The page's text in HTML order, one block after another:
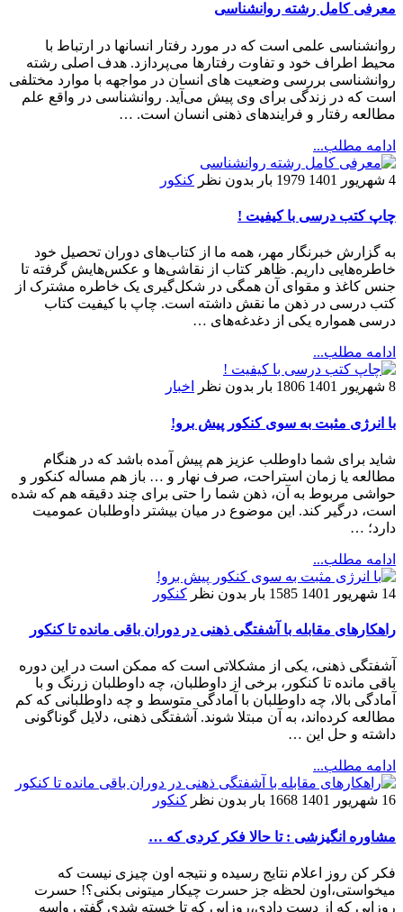
معرفی کامل رشته روانشناسی
روانشناسی علمی است که در مورد رفتار انسانها در ارتباط با
محیط اطراف خود و تفاوت رفتارها می‌پردازد. هدف اصلی رشته
روانشناسی بررسی وضعیت های انسان در مواجهه با موارد مختلفی
است که در زندگی برای وی پیش می‌آید. روانشناسی در واقع علم
مطالعه رفتار و فرایندهای ذهنی انسان است. …
ادامه مطلب...
4 شهریور 1401 1979 بار بدون نظر کنکور
چاپ کتب درسی با کیفیت !
به گزارش خبرنگار مهر، همه ما از کتاب‌های دوران تحصیل خود
خاطره‌هایی داریم. ظاهر کتاب از نقاشی‌ها و عکس‌هایش گرفته تا
جنس کاغذ و مقوای آن همگی در شکل‌گیری یک خاطره مشترک از
کتب درسی در ذهن ما نقش داشته است. چاپ با کیفیت کتاب
درسی همواره یکی از دغدغه‌های …
ادامه مطلب...
8 شهریور 1401 1806 بار بدون نظر اخبار
با انرژی مثبت به سوی کنکور پیش برو!
شاید برای شما داوطلب عزیز هم پیش آمده باشد که در هنگام
مطالعه یا زمان استراحت، صرف نهار و … باز هم مساله کنکور و
حواشی مربوط به آن، ذهن شما را حتی برای چند دقیقه هم که شده
است، درگیر کند. این موضوع در میان بیشتر داوطلبان عمومیت
دارد؛ …
ادامه مطلب...
14 شهریور 1401 1585 بار بدون نظر کنکور
راهکارهای مقابله با آشفتگی ذهنی در دوران باقی مانده تا کنکور
آشفتگی ذهنی، یکی از مشکلاتی است که ممکن است در این دوره
باقی مانده تا کنکور، برخی از داوطلبان، چه داوطلبان زرنگ و با
آمادگی بالا، چه داوطلبان با آمادگی متوسط و چه داوطلبانی که کم
مطالعه کرده‌اند، به آن مبتلا شوند. آشفتگی ذهنی، دلایل گوناگونی
داشته و حل این …
ادامه مطلب...
16 شهریور 1401 1668 بار بدون نظر کنکور
مشاوره انگیزشی : تا حالا فکر کردی که …
فکر کن روز اعلام نتایج رسیده و نتیجه اون چیزی نیست که
میخواستی،اون لحظه جز حسرت چیکار میتونی بکنی؟! حسرت
روزایی که از دست دادی،روزایی که تا خسته شدی گفتی واسه